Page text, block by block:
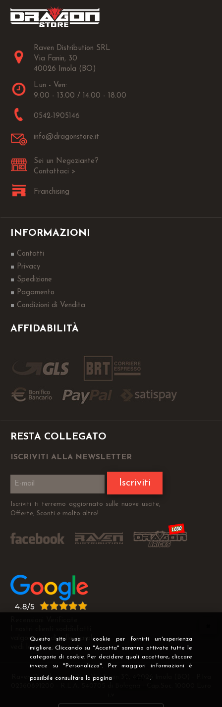
Questo sito usa i cookie per fornirti un'esperienza
migliore. Cliccando su "Accetta" saranno attivate tutte le
categorie di cookie. Per decidere quali accettare, cliccare
invece su "Personalizza". Per maggiori informazioni è
possibile consultare la pagina .
Raven Distribution SRL
Via Fanin, 30
40026 Imola (BO)
Lun - Ven:
9.00 - 13.00 / 14.00 - 18.00
0542-1905146
info@dragonstore.it
Sei un Negoziante?
Contattaci >
Franchising
INFORMAZIONI
Contatti
Privacy
Spedizione
Pagamento
Condizioni di Vendita
AFFIDABILITÀ
RESTA COLLEGATO
ISCRIVITI ALLA NEWSLETTER
Iscriviti
Iscriviti ti terremo aggiornato sulle nuove uscite,
Offerte, Sconti e molto altro!
valgono più di mille parole
vedi le recensioni >
Raven Distribution SRL - Via Fanin 30, 40026 Imola (BO) - P.Iva